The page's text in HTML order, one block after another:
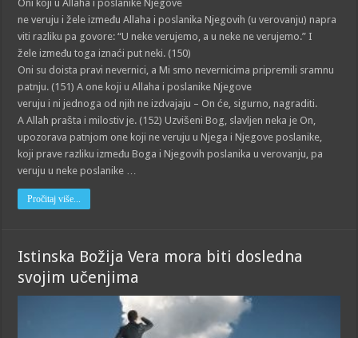
Oni koji u Allaha i poslanike Njegove
ne veruju i žele između Allaha i poslanika Njegovih (u verovanju) napra
viti razliku pa govore: “U neke verujemo, a u neke ne verujemo.” I
žele između toga iznaći put neki. (150)
Oni su doista pravi nevernici, a Mi smo nevernicima pripremili sramnu
patnju. (151) A one koji u Allaha i poslanike Njegove
veruju i ni jednoga od njih ne izdvajaju – On će, sigurno, nagraditi.
A Allah prašta i milostiv je. (152) Uzvišeni Bog, slavljen neka je On,
upozorava patnjom one koji ne veruju u Njega i Njegove poslanike,
koji prave razliku između Boga i Njegovih poslanika u verovanju, pa
veruju u neke poslanike …
Pročitaj više...
Istinska Božija Vera mora biti dosledna
svojim učenjima